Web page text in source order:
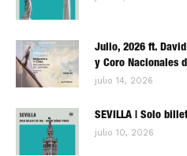
Julio, 2026 ft.
y Coro Nacionales
julio 14, 2026
SEVILLA | Solo
julio 10, 2026